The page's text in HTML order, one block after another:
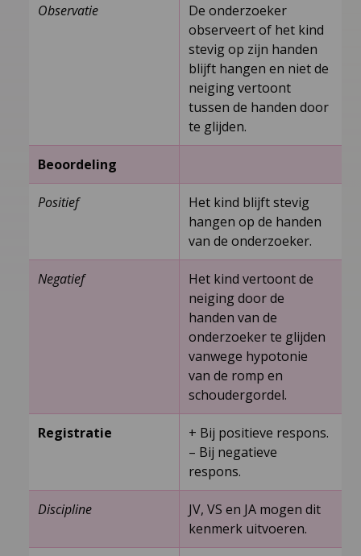
Observatie
De onderzoeker
observeert of het kind
stevig op zijn handen
blijft hangen en niet de
neiging vertoont
tussen de handen door
te glijden.
Beoordeling
Positief
Het kind blijft stevig
hangen op de handen
van de onderzoeker.
Negatief
Het kind vertoont de
neiging door de
handen van de
onderzoeker te glijden
vanwege hypotonie
van de romp en
schoudergordel.
Registratie
+ Bij positieve respons.
– Bij negatieve
respons.
Discipline
JV, VS en JA mogen dit
kenmerk uitvoeren.